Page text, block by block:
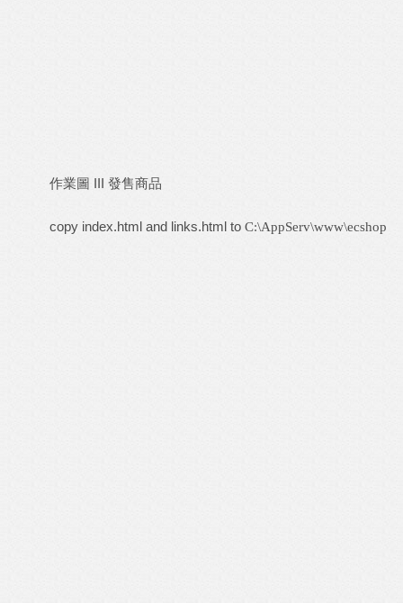
作業圖 III 發售商品
copy index.html and links.html to C:\AppServ\www\ecshop